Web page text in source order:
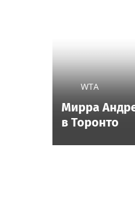
WTA
Мирра
в Торонто